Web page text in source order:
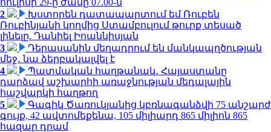
2
Խստորեն դատապարտում եմ Ռուբեն
Ռուբինյանի կողմից Ստամբուլում թուրք տեսած
լինելը. Դանիել Իոաննիսյան
3
Դերասանին մեղադրում են մանկապղծության
մեջ․ նա ձերբակալվել է
4
Պատմական հաղթանակ․ Հայաստանը
դարձավ աշխարհի առաջնության մեդալային
հաշվարկի հաղթող
5
Գագիկ Ծառուկյանից կբռնագանձվի 75 անշարժ
գույք, 42 ավտոմեքենա, 105 միլիարդ 865 միլիոն 865
հազար դրամ